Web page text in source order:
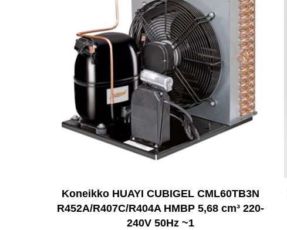
Koneikko HUAYI CUBIGEL CML60TB3N
R452A/R407C/R404A HMBP 5,68 cm³ 220-
240V 50Hz ~1